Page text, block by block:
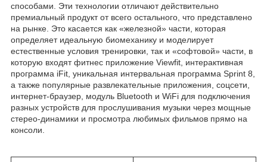
способами. Эти технологии отличают действительно
премиальный продукт от всего остального, что представлено
на рынке. Это касается как «железной» части, которая
определяет идеальную биомеханику и моделирует
естественные условия тренировки, так и «софтовой» части, в
которую входят фитнес приложение Viewfit, интерактивная
программа iFit, уникальная интервальная программа Sprint 8,
а также популярные развлекательные приложения, соцсети,
интернет-браузер, модуль Bluetooth и WiFi для подключения
разных устройств для прослушивания музыки через мощные
стерео-динамики и просмотра любимых фильмов прямо на
консоли.